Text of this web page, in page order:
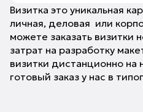
Визитка это уникальная
личная, деловая или
можете заказать визитки
затрат на разработку
визитки дистанционно на
готовый заказ у нас в